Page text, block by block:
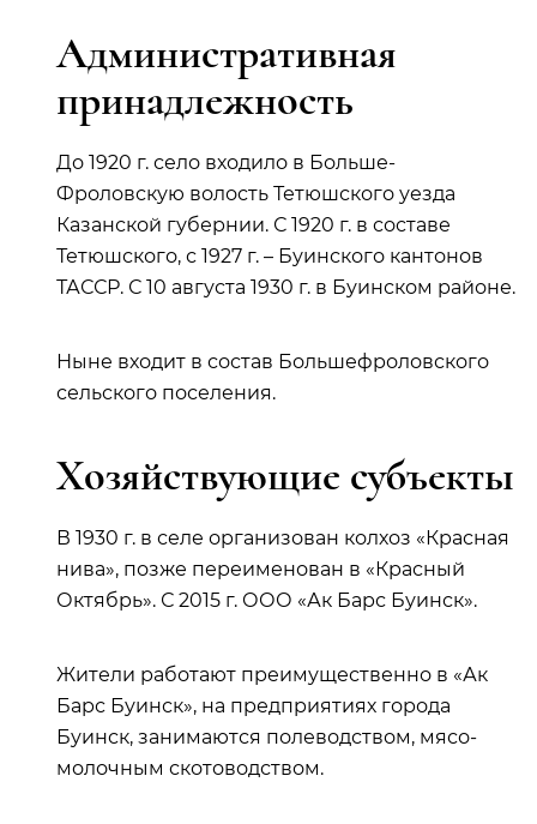
Административная
принадлежность
До 1920 г. село входило в Больше-
Фроловскую волость Тетюшского уезда
Казанской губернии. С 1920 г. в составе
Тетюшского, с 1927 г. – Буинского кантонов
ТАССР. С 10 августа 1930 г. в Буинском районе.
Ныне входит в состав Большефроловского
сельского поселения.
Хозяйствующие субъекты
В 1930 г. в селе организован колхоз «Красная
нива», позже переименован в «Красный
Октябрь». С 2015 г. ООО «Ак Барс Буинск».
Жители работают преимущественно в «Ак
Барс Буинск», на предприятиях города
Буинск, занимаются полеводством, мясо-
молочным скотоводством.